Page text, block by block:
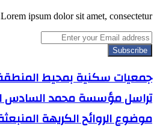
Lorem ipsum dolor sit amet, consectetur.
Enter
your
Email
جمعيات سكنية بمحيط
تراسل مؤسسة محمد السادس
موضوع الروائح الكريهة